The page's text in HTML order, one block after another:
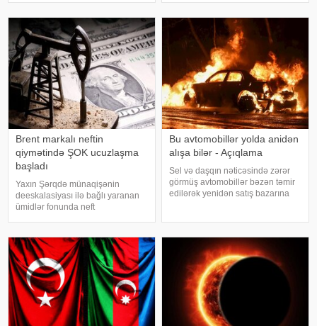
İlham Əliyev Sərəncam imzalayıb.
Dövlət başçısının digə
qaydalara əsasən, vətəndaşlar
gün ərzində maksimum 5 mədaxil
və 5 köçürmə əməliyyat
Brent markalı neftin
qiymətində ŞOK ucuzlaşma
başladı
Yaxın Şərqdə münaqişənin
deeskalasiyası ilə bağlı yaranan
ümidlər fonunda neft
avqustun 4-ü səhər ticarətində
"Brent" markalı neftin oktyabr
fyuçersini
Bu avtomobillər yolda anidən
alışa bilər - Açıqlama
Sel və daşqın nəticəsində zərər
görmüş avtomobillər bəzən təmir
edilərək yenidən satış bazarına
müəyyən etmək isə alıcılar üçü